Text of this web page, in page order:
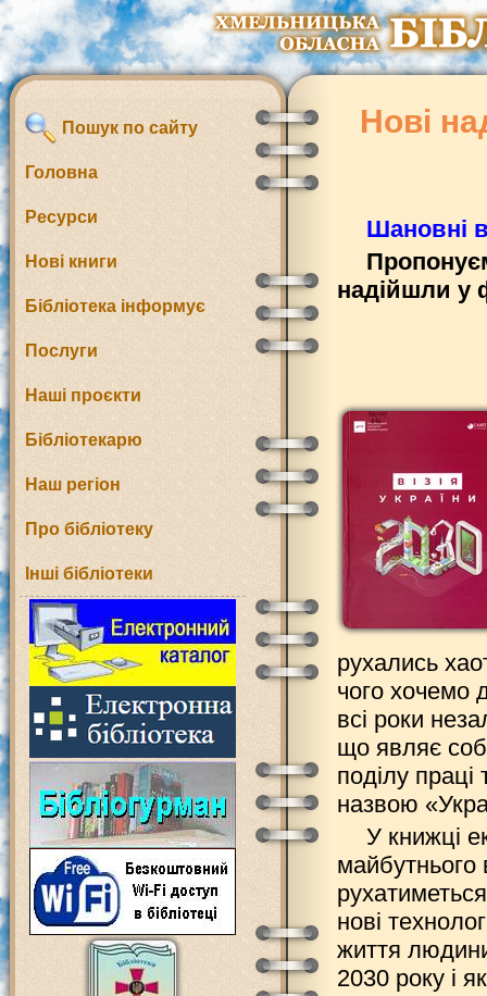
Пошук по сайту
Головна
Ресурси
Нові книги
Бібліотека інформує
Послуги
Наші проєкти
Бібліотекарю
Наш регіон
Про бібліотеку
Інші бібліотеки
Нові
Шановні
надійшли у
рухались
чого хочемо
всі роки
що являє
поділу праці
назвою
У книжці
майбутнього
нові
життя
2030 року і